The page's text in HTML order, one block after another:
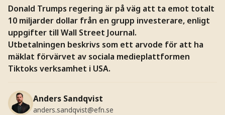
Donald Trumps regering är på väg att ta emot totalt
10 miljarder dollar från en grupp investerare, enligt
uppgifter till Wall Street Journal.
Utbetalningen beskrivs som ett arvode för att ha
mäklat förvärvet av sociala medieplattformen
Tiktoks verksamhet i USA.
Anders Sandqvist
anders.sandqvist@efn.se